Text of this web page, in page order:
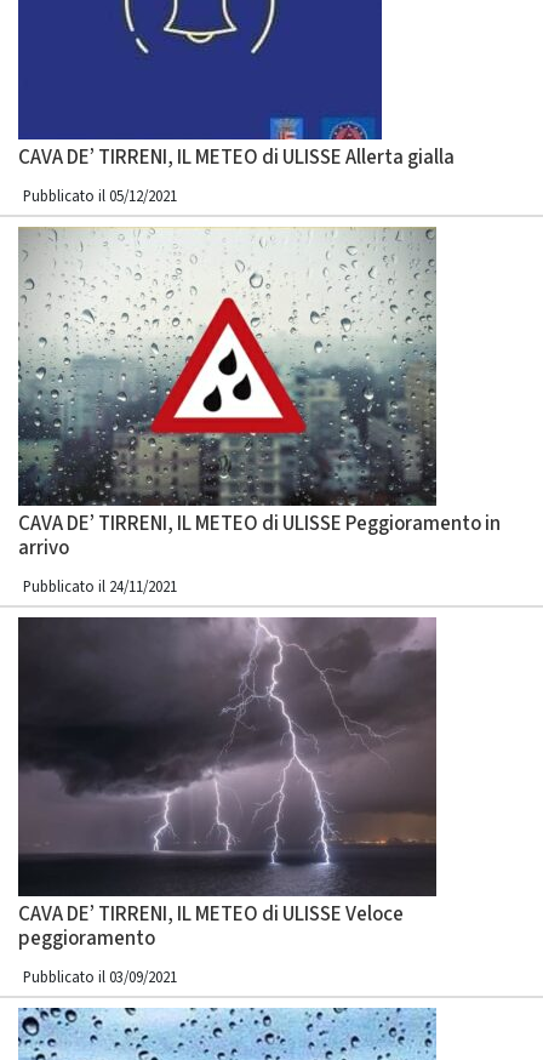
CAVA DE’ TIRRENI, IL METEO di ULISSE Allerta gialla
Pubblicato il 05/12/2021
CAVA DE’ TIRRENI, IL METEO di ULISSE Peggioramento in
arrivo
Pubblicato il 24/11/2021
CAVA DE’ TIRRENI, IL METEO di ULISSE Veloce
peggioramento
Pubblicato il 03/09/2021